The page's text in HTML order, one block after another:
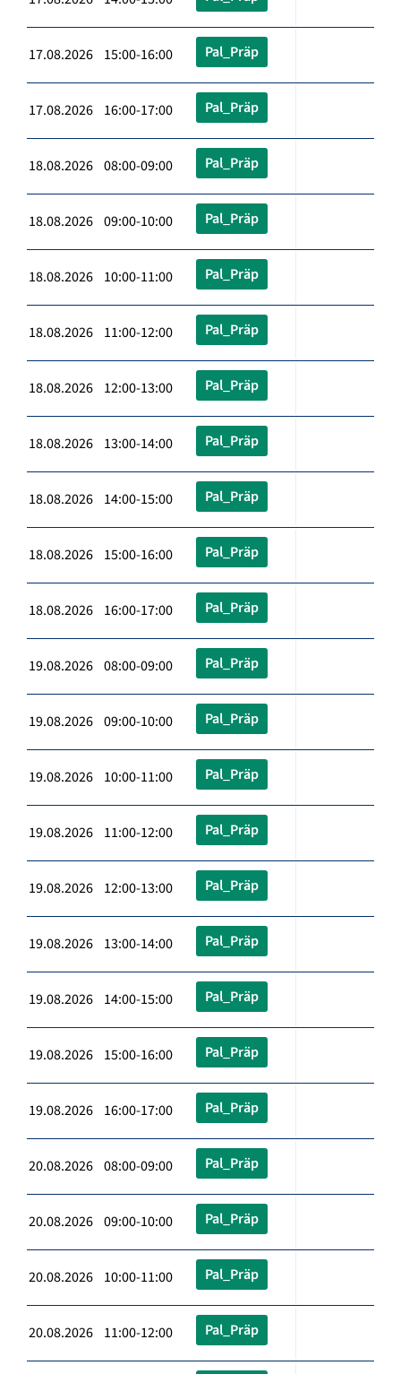
17.08.2026 15:00-16:00 Pal_Präp
17.08.2026 16:00-17:00 Pal_Präp
18.08.2026 08:00-09:00 Pal_Präp
18.08.2026 09:00-10:00 Pal_Präp
18.08.2026 10:00-11:00 Pal_Präp
18.08.2026 11:00-12:00 Pal_Präp
18.08.2026 12:00-13:00 Pal_Präp
18.08.2026 13:00-14:00 Pal_Präp
18.08.2026 14:00-15:00 Pal_Präp
18.08.2026 15:00-16:00 Pal_Präp
18.08.2026 16:00-17:00 Pal_Präp
19.08.2026 08:00-09:00 Pal_Präp
19.08.2026 09:00-10:00 Pal_Präp
19.08.2026 10:00-11:00 Pal_Präp
19.08.2026 11:00-12:00 Pal_Präp
19.08.2026 12:00-13:00 Pal_Präp
19.08.2026 13:00-14:00 Pal_Präp
19.08.2026 14:00-15:00 Pal_Präp
19.08.2026 15:00-16:00 Pal_Präp
19.08.2026 16:00-17:00 Pal_Präp
20.08.2026 08:00-09:00 Pal_Präp
20.08.2026 09:00-10:00 Pal_Präp
20.08.2026 10:00-11:00 Pal_Präp
20.08.2026 11:00-12:00 Pal_Präp